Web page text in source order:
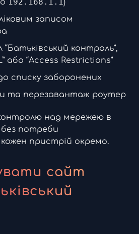
)
записом
“Батьківський контроль”,
або “Access Restrictions”
списку заборонених
та перезавантаж роутер
над мережею в
без потреби
пристрій окремо.
сайт